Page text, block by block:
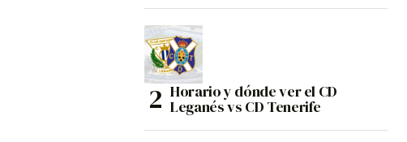
Horario y dónde ver el CD
Leganés vs CD Tenerife